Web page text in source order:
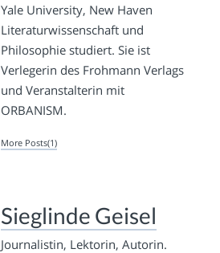
Yale University, New Haven
Literaturwissenschaft und
Philosophie studiert. Sie ist
Verlegerin des Frohmann Verlags
und Veranstalterin mit
ORBANISM.
More Posts(1)
Sieglinde Geisel
Journalistin, Lektorin, Autorin.